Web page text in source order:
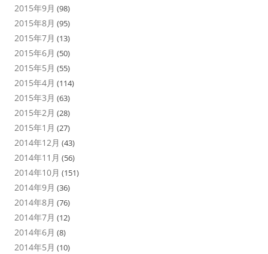
2015年9月 (98)
2015年8月 (95)
2015年7月 (13)
2015年6月 (50)
2015年5月 (55)
2015年4月 (114)
2015年3月 (63)
2015年2月 (28)
2015年1月 (27)
2014年12月 (43)
2014年11月 (56)
2014年10月 (151)
2014年9月 (36)
2014年8月 (76)
2014年7月 (12)
2014年6月 (8)
2014年5月 (10)